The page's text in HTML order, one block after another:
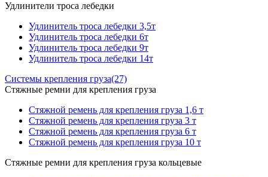
Удлинители троса лебедки
Удлинитель троса лебедки 3,5т
Удлинитель троса лебедки 6т
Удлинитель троса лебедки 9т
Удлинитель троса лебедки 14т
Системы крепления груза(27)
Стяжные ремни для крепления груза
Стяжной ремень для крепления груза 1,6 т
Стяжной ремень для крепления груза 3 т
Стяжной ремень для крепления груза 6 т
Стяжной ремень для крепления груза 10 т
Стяжные ремни для крепления груза кольцевые